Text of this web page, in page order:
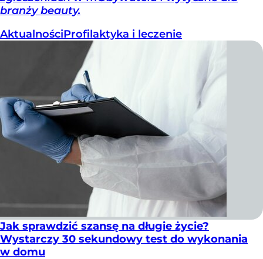
branży beauty.
AktualnościProfilaktyka i leczenie
Jak sprawdzić szansę na długie życie?
Wystarczy 30 sekundowy test do wykonania
w domu